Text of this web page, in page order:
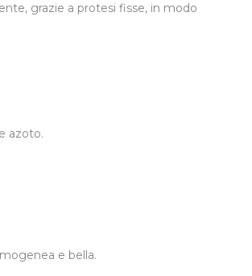
grazie a protesi fisse, in modo
azoto.
e bella.